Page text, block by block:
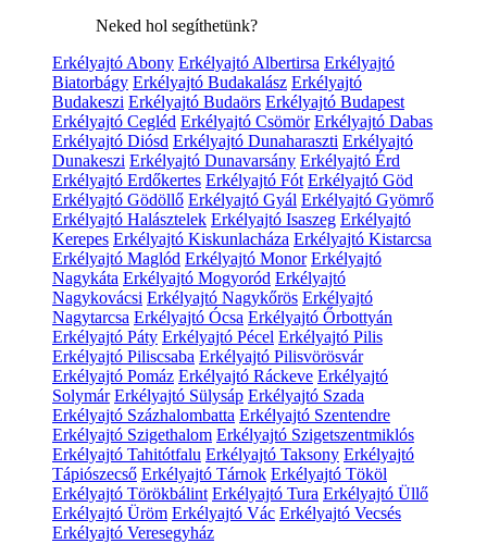
Neked hol segíthetünk?
Erkélyajtó Abony Erkélyajtó Albertirsa Erkélyajtó
Biatorbágy Erkélyajtó Budakalász Erkélyajtó
Budakeszi Erkélyajtó Budaörs Erkélyajtó Budapest
Erkélyajtó Cegléd Erkélyajtó Csömör Erkélyajtó Dabas
Erkélyajtó Diósd Erkélyajtó Dunaharaszti Erkélyajtó
Dunakeszi Erkélyajtó Dunavarsány Erkélyajtó Érd
Erkélyajtó Erdőkertes Erkélyajtó Fót Erkélyajtó Göd
Erkélyajtó Gödöllő Erkélyajtó Gyál Erkélyajtó Gyömrő
Erkélyajtó Halásztelek Erkélyajtó Isaszeg Erkélyajtó
Kerepes Erkélyajtó Kiskunlacháza Erkélyajtó Kistarcsa
Erkélyajtó Maglód Erkélyajtó Monor Erkélyajtó
Nagykáta Erkélyajtó Mogyoród Erkélyajtó
Nagykovácsi Erkélyajtó Nagykőrös Erkélyajtó
Nagytarcsa Erkélyajtó Ócsa Erkélyajtó Őrbottyán
Erkélyajtó Páty Erkélyajtó Pécel Erkélyajtó Pilis
Erkélyajtó Piliscsaba Erkélyajtó Pilisvörösvár
Erkélyajtó Pomáz Erkélyajtó Ráckeve Erkélyajtó
Solymár Erkélyajtó Sülysáp Erkélyajtó Szada
Erkélyajtó Százhalombatta Erkélyajtó Szentendre
Erkélyajtó Szigethalom Erkélyajtó Szigetszentmiklós
Erkélyajtó Tahitótfalu Erkélyajtó Taksony Erkélyajtó
Tápiószecső Erkélyajtó Tárnok Erkélyajtó Tököl
Erkélyajtó Törökbálint Erkélyajtó Tura Erkélyajtó Üllő
Erkélyajtó Üröm Erkélyajtó Vác Erkélyajtó Vecsés
Erkélyajtó Veresegyház